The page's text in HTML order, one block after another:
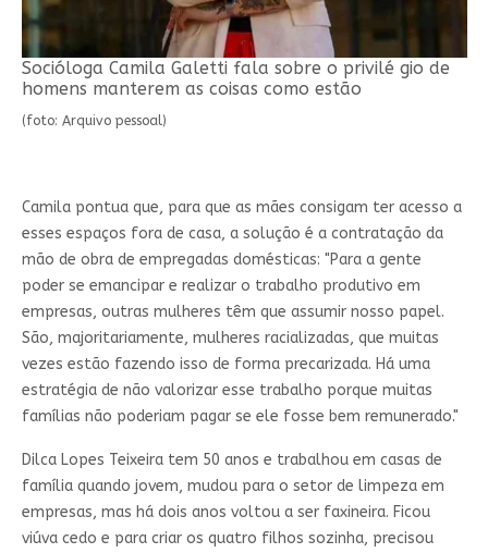
Socióloga Camila Galetti fala sobre o privilé gio de
homens manterem as coisas como estão
(foto: Arquivo pessoal)
Camila pontua que, para que as mães consigam ter acesso a
esses espaços fora de casa, a solução é a contratação da
mão de obra de empregadas domésticas: "Para a gente
poder se emancipar e realizar o trabalho produtivo em
empresas, outras mulheres têm que assumir nosso papel.
São, majoritariamente, mulheres racializadas, que muitas
vezes estão fazendo isso de forma precarizada. Há uma
estratégia de não valorizar esse trabalho porque muitas
famílias não poderiam pagar se ele fosse bem remunerado."
Dilca Lopes Teixeira tem 50 anos e trabalhou em casas de
família quando jovem, mudou para o setor de limpeza em
empresas, mas há dois anos voltou a ser faxineira. Ficou
viúva cedo e para criar os quatro filhos sozinha, precisou